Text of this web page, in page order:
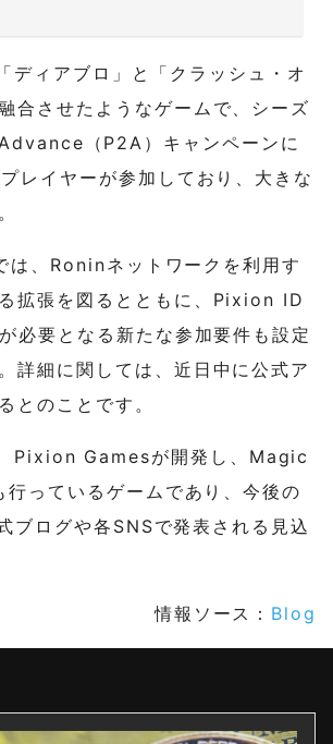
ィアブロ」と「クラッシュ・オ
合させたようなゲームで、シーズ
（P2A）キャンペーンに
レイヤーが参加しており、大きな
は、Roninネットワークを利用す
拡張を図るとともに、Pixion ID
必要となる新たな参加要件も設定
詳細に関しては、近日中に公式ア
とのことです。
Pixion Gamesが開発し、Magic
っているゲームであり、今後の
ブログや各SNSで発表される見込
情報ソース： Blog